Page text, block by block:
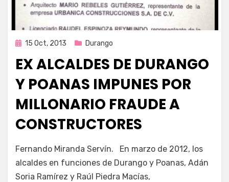
Publicada
15 Oct, 2013 Durango
EX ALCALDES DE DURANGO
Y POANAS IMPUNES POR
MILLONARIO FRAUDE A
CONSTRUCTORES
Enrique
Fernando Miranda Servín. En marzo de 2012, los
alcaldes en funciones de Durango y Poanas, Adán
Soria Ramírez y Raúl Piedra Macías,